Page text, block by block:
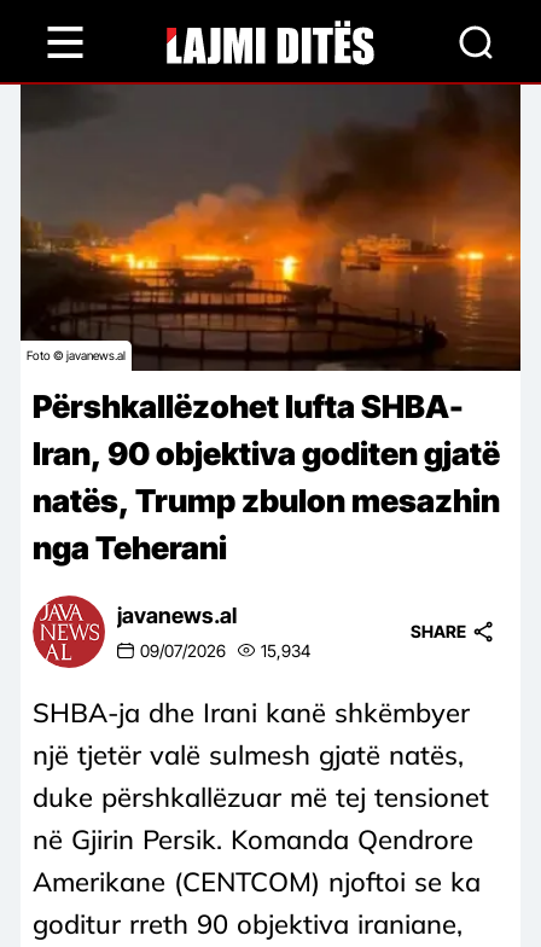
content
Foto © javanews.al
Përshkallëzohet lufta SHBA-
Iran, 90 objektiva goditen gjatë
natës, Trump zbulon mesazhin
nga Teherani
javanews.al
09/07/2026 15,934
SHARE
SHBA-ja dhe Irani kanë shkëmbyer
një tjetër valë sulmesh gjatë natës,
duke përshkallëzuar më tej tensionet
në Gjirin Persik. Komanda Qendrore
Amerikane (CENTCOM) njoftoi se ka
goditur rreth 90 objektiva iraniane,